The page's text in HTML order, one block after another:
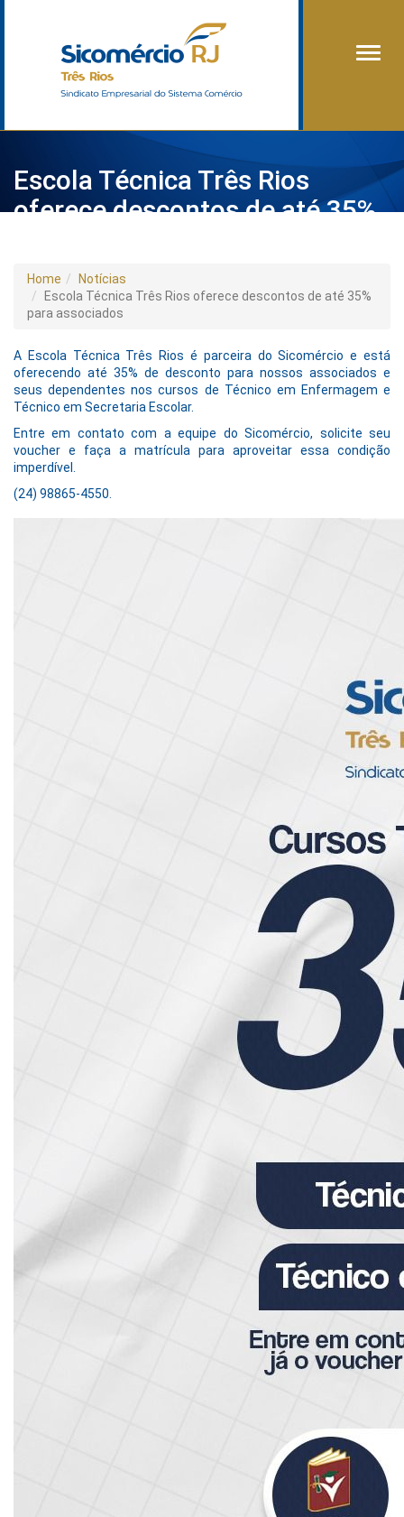
Escola Técnica Três Rios
oferece descontos de até 35%
Home
Notícias
Escola Técnica Três Rios oferece descontos de até 35%
para associados
A Escola Técnica Três Rios é parceira do Sicomércio e está
oferecendo até 35% de desconto para nossos associados e
seus dependentes nos cursos de Técnico em Enfermagem e
Técnico em Secretaria Escolar.
Entre em contato com a equipe do Sicomércio, solicite seu
voucher e faça a matrícula para aproveitar essa condição
imperdível.
(24) 98865-4550.